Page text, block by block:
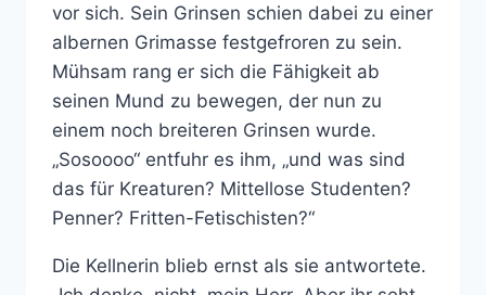
vor sich. Sein Grinsen schien dabei zu einer
albernen Grimasse festgefroren zu sein.
Mühsam rang er sich die Fähigkeit ab
seinen Mund zu bewegen, der nun zu
einem noch breiteren Grinsen wurde.
„Sosoooo“ entfuhr es ihm, „und was sind
das für Kreaturen? Mittellose Studenten?
Penner? Fritten-Fetischisten?“
Die Kellnerin blieb ernst als sie antwortete.